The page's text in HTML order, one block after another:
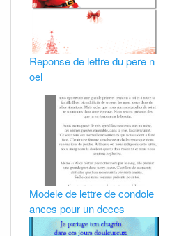
Reponse de lettre du pere n
oel
Modele de lettre de condole
ances pour un deces